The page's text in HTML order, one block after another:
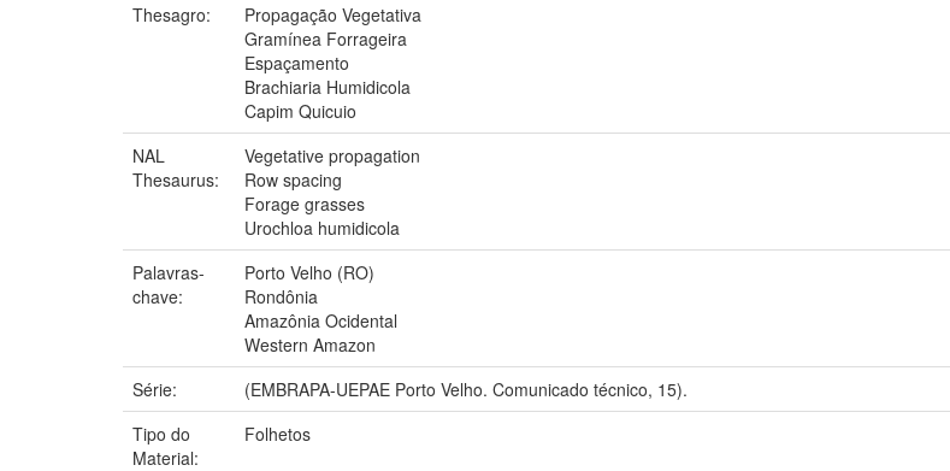
Thesagro:
Propagação Vegetativa
Gramínea Forrageira
Espaçamento
Brachiaria Humidicola
Capim Quicuio
NAL
Thesaurus:
Vegetative propagation
Row spacing
Forage grasses
Urochloa humidicola
Palavras-
chave:
Porto Velho (RO)
Rondônia
Amazônia Ocidental
Western Amazon
Série:
(EMBRAPA-UEPAE Porto Velho. Comunicado técnico, 15).
Tipo do
Material:
Folhetos